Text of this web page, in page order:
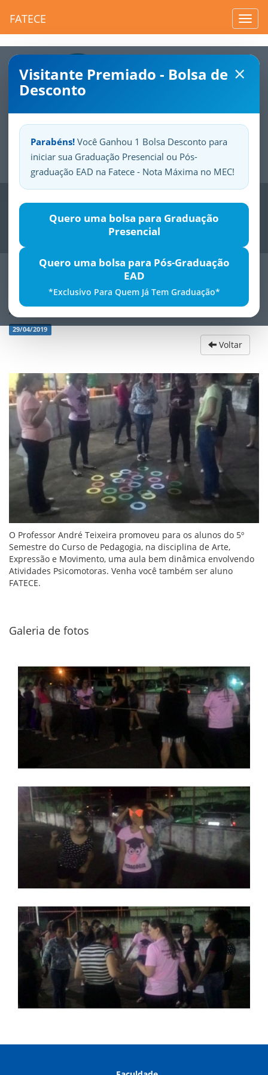
FATECE
×
Visitante Premiado - Bolsa de
Desconto
Parabéns! Você Ganhou 1 Bolsa Desconto para
iniciar sua Graduação Presencial ou Pós-
graduação EAD na Fatece - Nota Máxima no MEC!
Quero uma bolsa para Graduação
Presencial
Quero uma bolsa para Pós-Graduação
EAD
*Exclusivo Para Quem Já Tem Graduação*
SuaFatece.Seuorgulho.
Previous
Atividades Psicomotoras
29/04/2019
Voltar
O Professor André Teixeira promoveu para os alunos do 5º
Semestre do Curso de Pedagogia, na disciplina de Arte,
Expressão e Movimento, uma aula bem dinâmica envolvendo
Atividades Psicomotoras. Venha você também ser aluno
FATECE.
Galeria de fotos